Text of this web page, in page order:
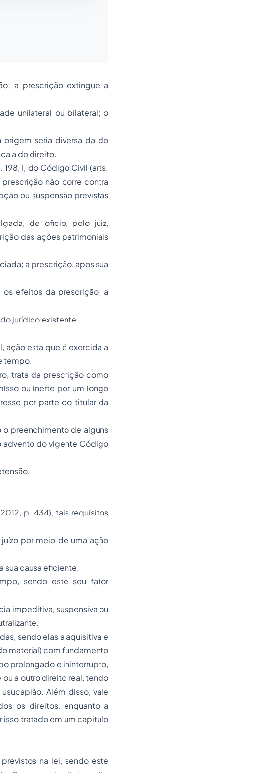
a prescrição extingue a
unilateral ou bilateral; o
origem seria diversa da do
a do direito.
I, do Código Civil (arts.
não corre contra
ou suspensão previstas
de oficio, pelo juiz,
das ações patrimoniais
a prescrição, apos sua
os efeitos da prescrição; a
jurídico existente.
ação esta que é exercida a
tempo.
trata da prescrição como
ou inerte por um longo
por parte do titular da
o preenchimento de alguns
advento do vigente Código
p. 434), tais requisitos
por meio de uma ação
sua causa eficiente.
sendo este seu fator
impeditiva, suspensiva ou
sendo elas a aquisitiva e
material) com fundamento
prolongado e ininterrupto,
ou a outro direito real, tendo
Além disso, vale
os direitos, enquanto a
isso tratado em um capitulo
na lei, sendo este